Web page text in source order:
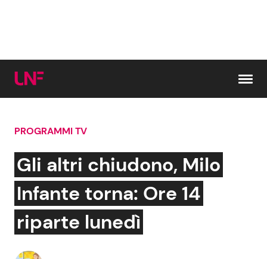
Cerca:
News e Cronaca
Attualità Italiana
Gossip e TV
Bellezze VIP
PROGRAMMI TV
Gli altri chiudono, Milo
Infante torna: Ore 14
riparte lunedì